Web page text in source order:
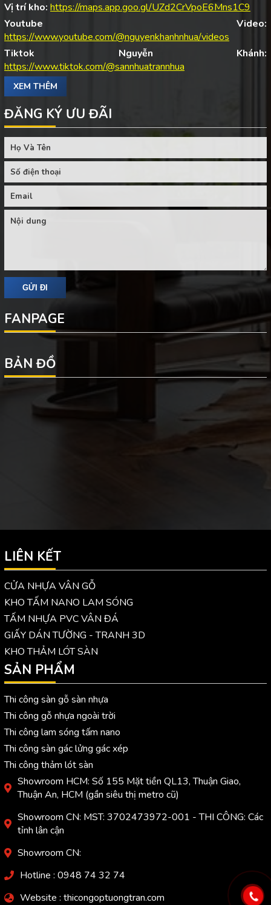
Vị trí kho: https://maps.app.goo.gl/UZd2CrVpoE6Mns1C9
Youtube Video:
https://www.youtube.com/@nguyenkhanhnhua/videos
Tiktok Nguyễn Khánh:
https://www.tiktok.com/@sannhuatrannhua
XEM THÊM
ĐĂNG KÝ ƯU ĐÃI
FANPAGE
BẢN ĐỒ
LIÊN KẾT
CỬA NHỰA VÂN GỖ
KHO TẤM NANO LAM SÓNG
TẤM NHỰA PVC VÂN ĐÁ
GIẤY DÁN TƯỜNG - TRANH 3D
KHO THẢM LÓT SÀN
SẢN PHẨM
Thi công sàn gỗ sàn nhựa
Thi công gỗ nhựa ngoài trời
Thi công lam sóng tấm nano
Thi công sàn gác lửng gác xép
Thi công thảm lót sàn
Showroom HCM: Số 155 Mặt tiền QL13, Thuận Giao,
Thuận An, HCM (gần siêu thị metro cũ)
Showroom CN: MST: 3702473972-001 - THI CÔNG: Các
tỉnh lân cận
Showroom CN:
Hotline : 0948 74 32 74
Website : thicongoptuongtran.com